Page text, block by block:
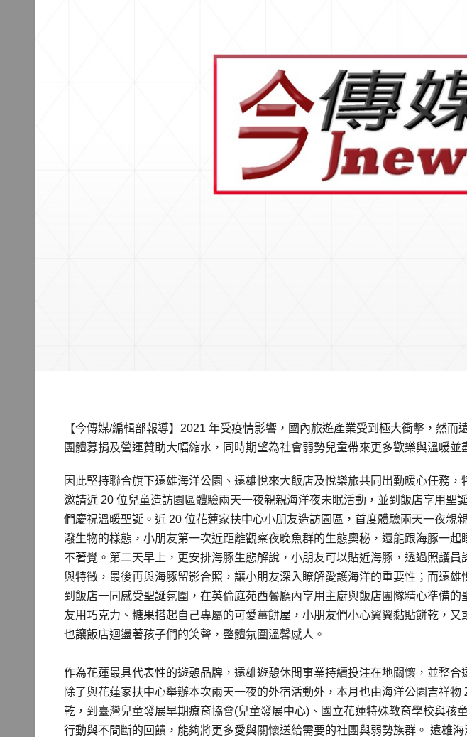
【今傳媒/編輯部報導】2021 年受疫情影響，國內旅遊產業受到極大衝擊，然
團體募捐及營運贊助大幅縮水，同時期望為社會弱勢兒童帶來更多歡樂與溫暖並
因此堅持聯合旗下遠雄海洋公園、遠雄悅來大飯店及悅樂旅共同出勤暖心任務
邀請近 20 位兒童造訪園區體驗兩天一夜親親海洋夜未眠活動，並到飯店享用聖
們慶祝溫暖聖誕。近 20 位花蓮家扶中心小朋友造訪園區，首度體驗兩天一夜親
潑生物的樣態，小朋友第一次近距離觀察夜晚魚群的生態奧秘，還能跟海豚一
不著覺。第二天早上，更安排海豚生態解說，小朋友可以貼近海豚，透過照護
與特徵，最後再與海豚留影合照，讓小朋友深入瞭解愛護海洋的重要性；而遠
到飯店一同感受聖誕氛圍，在英倫庭苑西餐廳內享用主廚與飯店團隊精心準備
友用巧克力、糖果搭起自己專屬的可愛薑餅屋，小朋友們小心翼翼黏貼餅乾，
也讓飯店迴盪著孩子們的笑聲，整體氛圍溫馨感人。
作為花蓮最具代表性的遊憩品牌，遠雄遊憩休閒事業持續投注在地關懷，並整合
除了與花蓮家扶中心舉辦本次兩天一夜的外宿活動外，本月也由海洋公園吉祥
乾，到臺灣兒童發展早期療育協會(兒童發展中心)、國立花蓮特殊教育學校與孩
行動與不間斷的回饋，能夠將更多愛與關懷送給需要的社團與弱勢族群。 遠雄